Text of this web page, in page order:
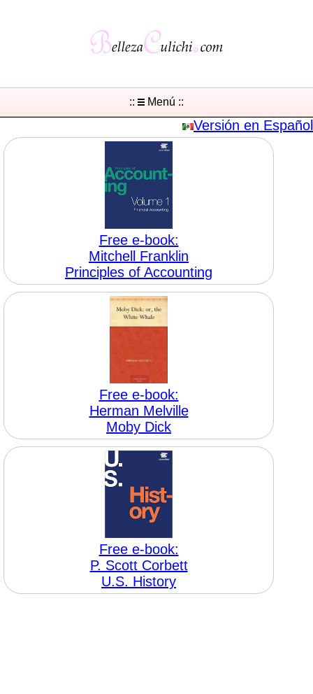
:: Menú ::
Versión en Español
Free e-book:
Mitchell Franklin
Principles of Accounting
Free e-book:
Herman Melville
Moby Dick
Free e-book:
P. Scott Corbett
U.S. History